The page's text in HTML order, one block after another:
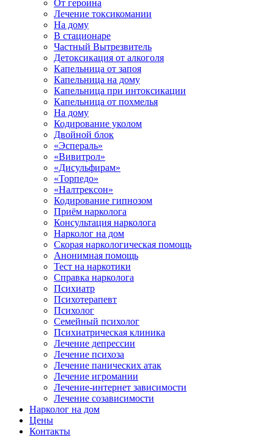
От героина
Лечение токсикомании
На дому
В стационаре
Частный Вытрезвитель
Детоксикация от алкоголя
Капельница от запоя
Капельница на дому
Капельница при интоксикации
Капельница от похмелья
На дому
Кодирование уколом
Двойной блок
«Эспераль»
«Вивитрол»
«Дисульфирам»
«Торпедо»
«Налтрексон»
Кодирование гипнозом
Приём нарколога
Консультация нарколога
Нарколог на дом
Скорая наркологическая помощь
Анонимная помощь
Тест на наркотики
Справка нарколога
Психиатр
Психотерапевт
Психолог
Семейный психолог
Психиатрическая клиника
Лечение депрессии
Лечение психоза
Лечение панических атак
Лечение игромании
Лечение-интернет зависимости
Лечение созависимости
Нарколог на дом
Цены
Контакты